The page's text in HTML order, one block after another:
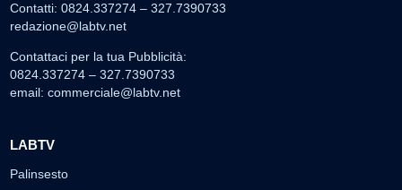
Contatti: 0824.337274 – 327.7390733
redazione@labtv.net
Contattaci per la tua Pubblicità:
0824.337274 – 327.7390733
email: commerciale@labtv.net
LABTV
Palinsesto